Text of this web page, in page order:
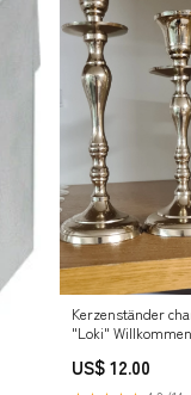
Kerzenständer
"Loki" Willkommen
US$ 12.00